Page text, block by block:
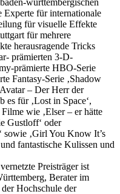
württembergischen
Experte für internationale
für visuelle Effekte
für mehrere
herausragende Tricks
prämierten 3-D-
prämierte HBO-Serie
Fantasy-Serie ‚Shadow
– Der Herr der
es für ‚Lost in Space‘,
wie ‚Elser – er hätte
Gustloff‘ oder
sowie ‚Girl You Know It’s
fantastische Kulissen und
Preisträger ist
Berater im
Hochschule der